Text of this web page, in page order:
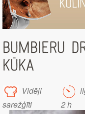
BUMBIERU
KŪKA
Vidēji
sarežģīti
2 h